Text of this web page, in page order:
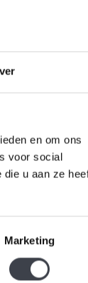
en om ons
voor social
u aan ze
Marketing
'Line'